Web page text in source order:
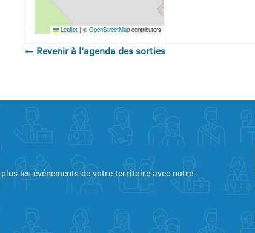
Leaflet | ©OpenStreetMap contributors
← Revenir à l'agenda des sorties
les événements de votre territoire avec notre